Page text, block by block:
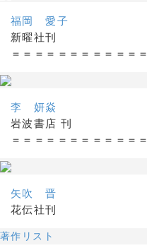
福岡 愛子
新曜社刊
＝＝＝＝＝＝＝＝＝＝＝＝
李 妍焱
岩波書店 刊
＝＝＝＝＝＝＝＝＝＝＝＝
矢吹 晋
花伝社刊
著作リスト